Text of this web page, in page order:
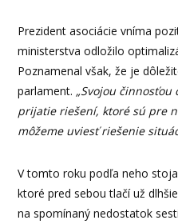
Prezident asociácie vníma
ministerstva odložilo
Poznamenal však, že je
parlament. „Svojou
prijatie riešení, ktoré sú pre
môžeme uviesť riešenie
V tomto roku podľa neho
ktoré pred sebou tlačí už
na spomínaný nedostatok